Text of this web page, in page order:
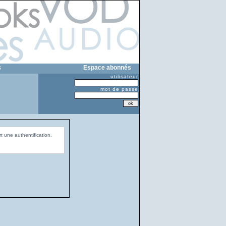
Espace abonnés
utilisateur
mot de passe
une authentification.